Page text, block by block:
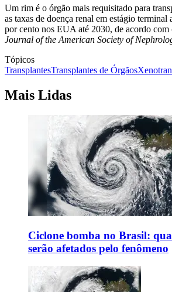
Um rim é o órgão mais requisitado para
as taxas de doença renal em estágio terminal
por cento nos EUA até 2030, de acordo com
Journal of the American Society of
Tópicos
TransplantesTransplantes de Órgãos
Mais Lidas
Ciclone bomba no Brasil:
serão afetados pelo fenômeno